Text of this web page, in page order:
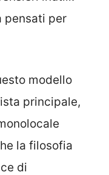
pensati per
modello
principale,
la filosofia
di